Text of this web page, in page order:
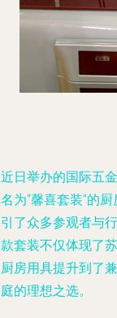
日举办的国际五
为“馨喜套装”的
了众多参观者与
套装不仅体现了
房用具提升到了
的理想之选。